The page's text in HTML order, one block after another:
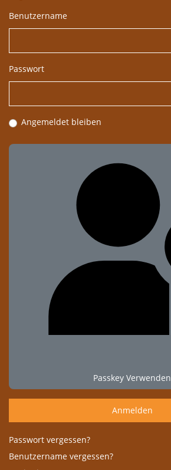
Benutzername
Passwort
Angemeldet bleiben
Passkey Verwenden
Anmelden
Passwort vergessen?
Benutzername vergessen?